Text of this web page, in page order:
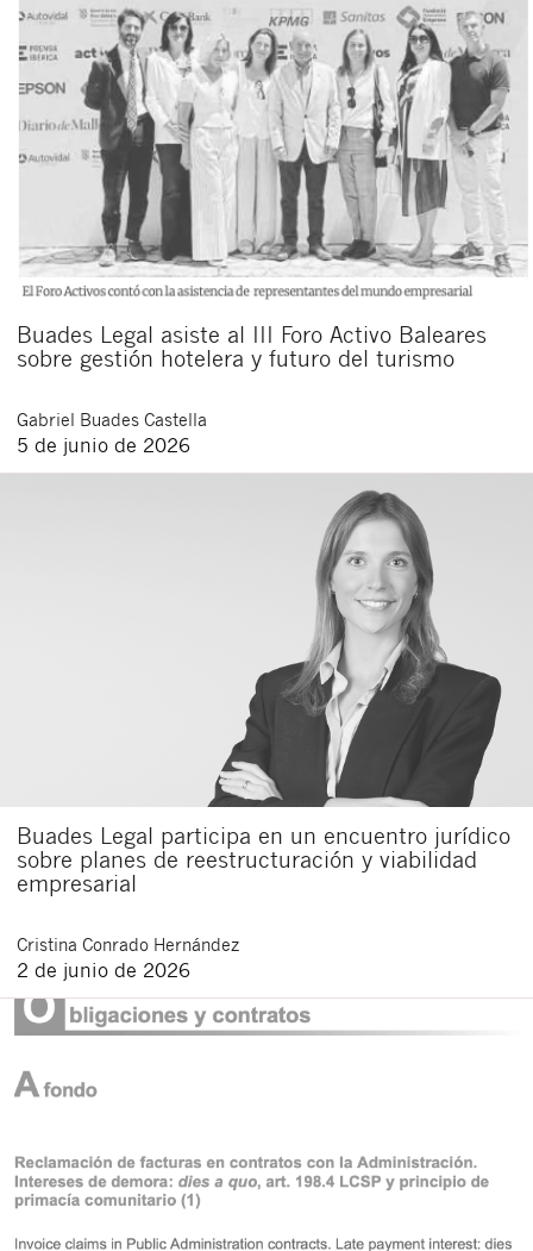
Buades Legal asiste al III Foro Activo Baleares
sobre gestión hotelera y futuro del turismo
Gabriel Buades Castella
5 de junio de 2026
Buades Legal participa en un encuentro jurídico
sobre planes de reestructuración y viabilidad
empresarial
Cristina Conrado Hernández
2 de junio de 2026